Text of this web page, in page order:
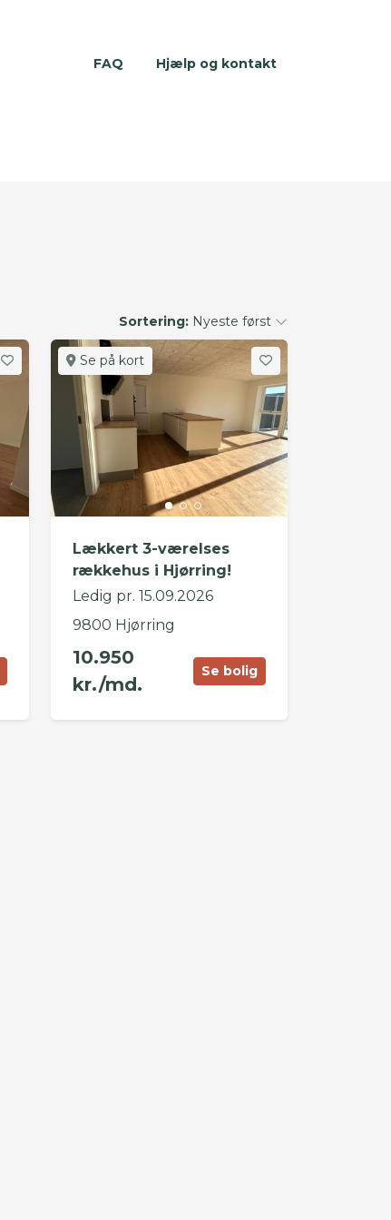
FAQ Hjælp og kontakt
Sortering: Nyeste først
Se på kort
Lækkert 3-værelses
rækkehus i Hjørring!
Ledig pr. 15.09.2026
9800 Hjørring
10.950
kr./md.
Se bolig